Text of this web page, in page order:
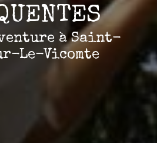
à Saint-
Le-Vicomte